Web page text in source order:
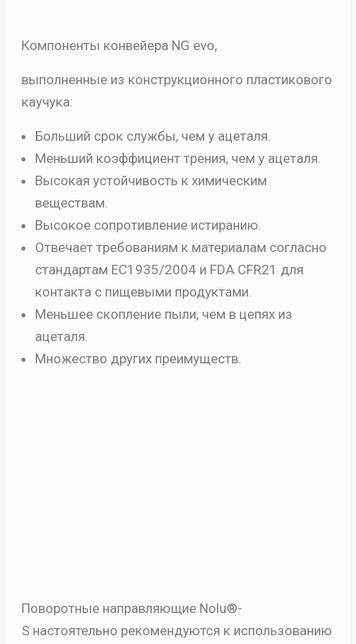
Компоненты конвейера NG evo,
выполненные из конструкционного пластикового
каучука:
Больший срок службы, чем у ацеталя.
Меньший коэффициент трения, чем у ацеталя.
Высокая устойчивость к химическим
веществам.
Высокое сопротивление истиранию.
Отвечает требованиям к материалам согласно
стандартам ЕС1935/2004 и FDA CFR21 для
контакта с пищевыми продуктами.
Меньшее скопление пыли, чем в цепях из
ацеталя.
Множество других преимуществ.
Поворотные направляющие Nolu®-
S настоятельно рекомендуются к использованию